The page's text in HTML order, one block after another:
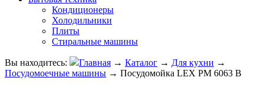
Кондиционеры
Холодильники
Плиты
Стиральные машины
Вы находитесь: Главная → Каталог → Для кухни →
Посудомоечные машины → Посудомойка LEX PM 6063 В